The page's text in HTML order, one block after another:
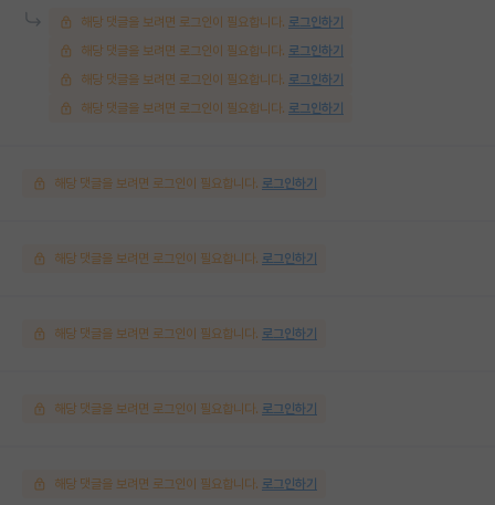
해당 댓글을 보려면 로그인이 필요합니다. 로그인하기
해당 댓글을 보려면 로그인이 필요합니다. 로그인하기
해당 댓글을 보려면 로그인이 필요합니다. 로그인하기
해당 댓글을 보려면 로그인이 필요합니다. 로그인하기
해당 댓글을 보려면 로그인이 필요합니다. 로그인하기
해당 댓글을 보려면 로그인이 필요합니다. 로그인하기
해당 댓글을 보려면 로그인이 필요합니다. 로그인하기
해당 댓글을 보려면 로그인이 필요합니다. 로그인하기
해당 댓글을 보려면 로그인이 필요합니다. 로그인하기